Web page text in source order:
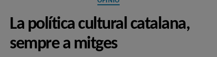
La política cultural catalana,
sempre a mitges